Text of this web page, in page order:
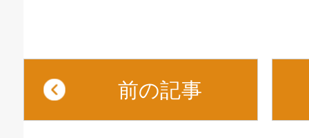
前の記事